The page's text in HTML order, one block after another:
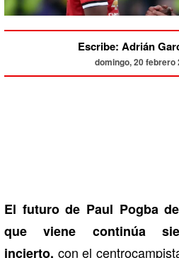
Escribe: Adrián
domingo, 20 febrero
El futuro de Paul Pogba
que viene continúa
incierto, con el